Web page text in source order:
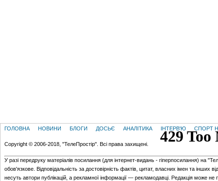
ГОЛОВНА НОВИНИ БЛОГИ ДОСЬЄ АНАЛІТИКА ІНТЕРВ'Ю СПОРТ
Copyright © 2006-2018, "ТелеПростір". Всі права захищені.
У разі передруку матеріалів посилання (для iнтернет-видань - гiперпосилання) на
обов'язкове. Відповідальність за достовірність фактів, цитат, власних імен та інших
несуть автори публікацій, а рекламної інформації — рекламодавці. Редакція може не